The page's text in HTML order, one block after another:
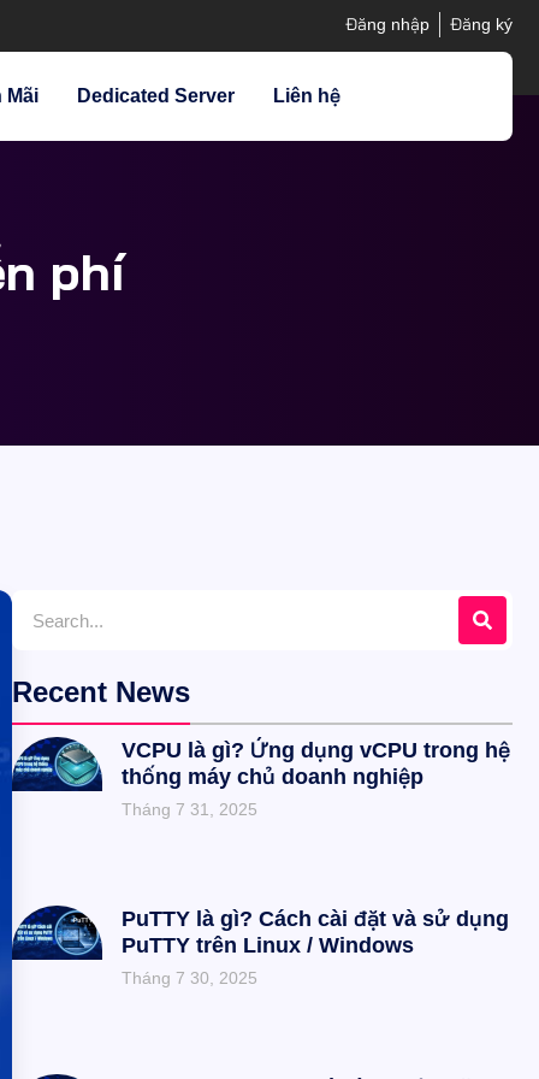
Đăng nhập Đăng ký
Mãi Dedicated Server Liên hệ
phí
Recent News
VCPU là gì? Ứng dụng vCPU trong hệ
thống máy chủ doanh nghiệp
Tháng 7 31, 2025
PuTTY là gì? Cách cài đặt và sử dụng
PuTTY trên Linux / Windows
Tháng 7 30, 2025